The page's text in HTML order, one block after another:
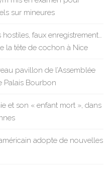
sur mineures
faux enregistrement…
la tête de cochon à Nice
pavillon de l’Assemblée
Palais Bourbon
et son « enfant mort », dans
adopte de nouvelles